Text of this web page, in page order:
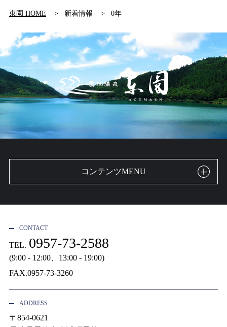
東園 HOME 新着情報 0年
コンテンツMENU
CONTACT
TEL. 0957-73-2588
(9:00 - 12:00、13:00 - 19:00)
FAX.0957-73-3260
ADDRESS
〒854-0621